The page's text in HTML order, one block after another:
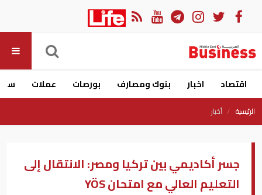
اقتصاد اخبار بنوك ومصارف بورصات عملات
الرئيسية أخبار
جسر أكاديمي بين تركيا ومصر: الانتقال إلى
التعليم العالي مع امتحان YÖS